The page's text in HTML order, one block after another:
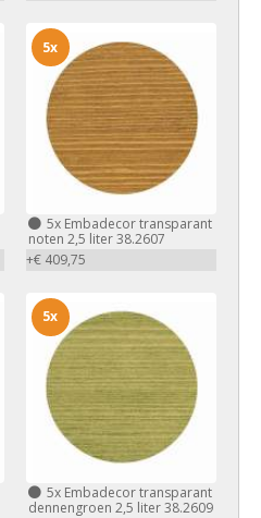
5xEmbadecor transparant
noten 2,5 liter 38.2607
+€ 409,75
5x
5xEmbadecor transparant
dennengroen 2,5 liter 38.2609
5x